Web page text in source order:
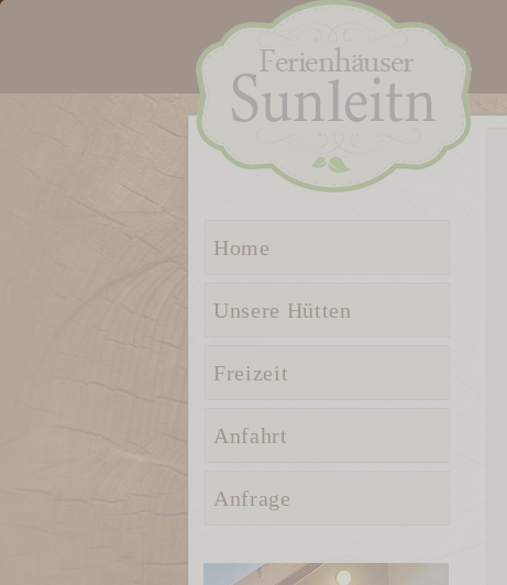
Home
Unsere Hütten
Freizeit
Anfahrt
Anfrage